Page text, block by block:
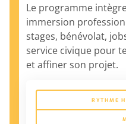
Le programme
immersion
stages, bénévolat,
service civique pour
et affiner son projet.
RYTHME